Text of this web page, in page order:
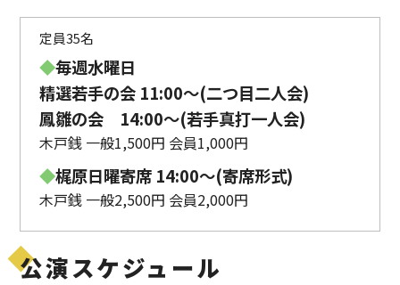
定員35名
◆毎週水曜日
精選若手の会 11:00〜(二つ目二人会)
鳳雛の会 14:00～(若手真打一人会)
木戸銭 一般1,500円 会員1,000円
◆梶原日曜寄席 14:00〜(寄席形式)
木戸銭 一般2,500円 会員2,000円
公演スケジュール